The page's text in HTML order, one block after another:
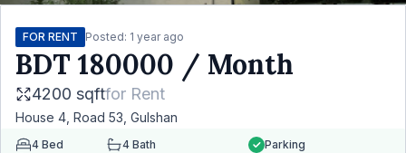
FOR RENT Posted: 1 year ago
BDT 180000 / Month
4200 sqftfor Rent
House 4, Road 53, Gulshan
4 Bed 4 Bath
Parking